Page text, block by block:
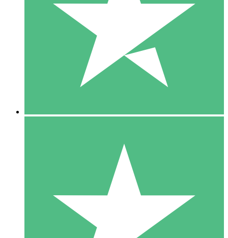
Paga a consumo con crediti di download. Nessun impegno
1 Download
10
US$1500
10 Download
20